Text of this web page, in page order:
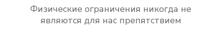
Физические ограничения никогда не
являются для нас препятствием